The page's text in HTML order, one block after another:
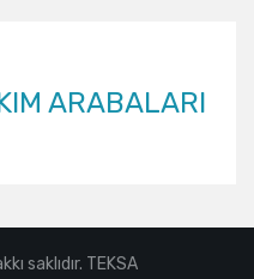
ARABALARI
saklıdır. TEKSA